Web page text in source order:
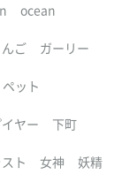
ocean
んご ガーリー
ペット
ヤー 下町
ト 女神 妖精